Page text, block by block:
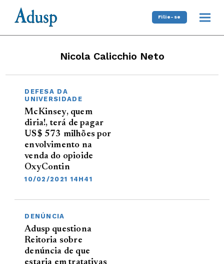
Filie-se
Nicola Calicchio Neto
DEFESA DA
UNIVERSIDADE
McKinsey, quem
diria!, terá de pagar
US$ 573 milhões por
envolvimento na
venda do opioide
OxyContin
10/02/2021 14H41
DENÚNCIA
Adusp questiona
Reitoria sobre
denúncia de que